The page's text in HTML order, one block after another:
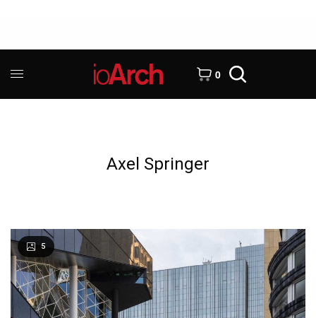
0
Axel Springer
5